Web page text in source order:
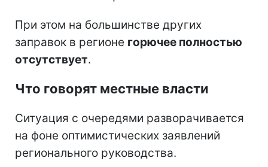
При этом на большинстве других
заправок в регионе горючее полностью
отсутствует.
Что говорят местные власти
Ситуация с очередями разворачивается
на фоне оптимистических заявлений
регионального руководства.